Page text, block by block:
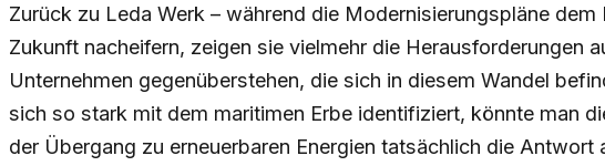
Zurück zu Leda Werk – während die Modernisierungspläne dem
Zukunft nacheifern, zeigen sie vielmehr die Herausforderungen
Unternehmen gegenüberstehen, die sich in diesem Wandel
sich so stark mit dem maritimen Erbe identifiziert, könnte man
der Übergang zu erneuerbaren Energien tatsächlich die Antwort